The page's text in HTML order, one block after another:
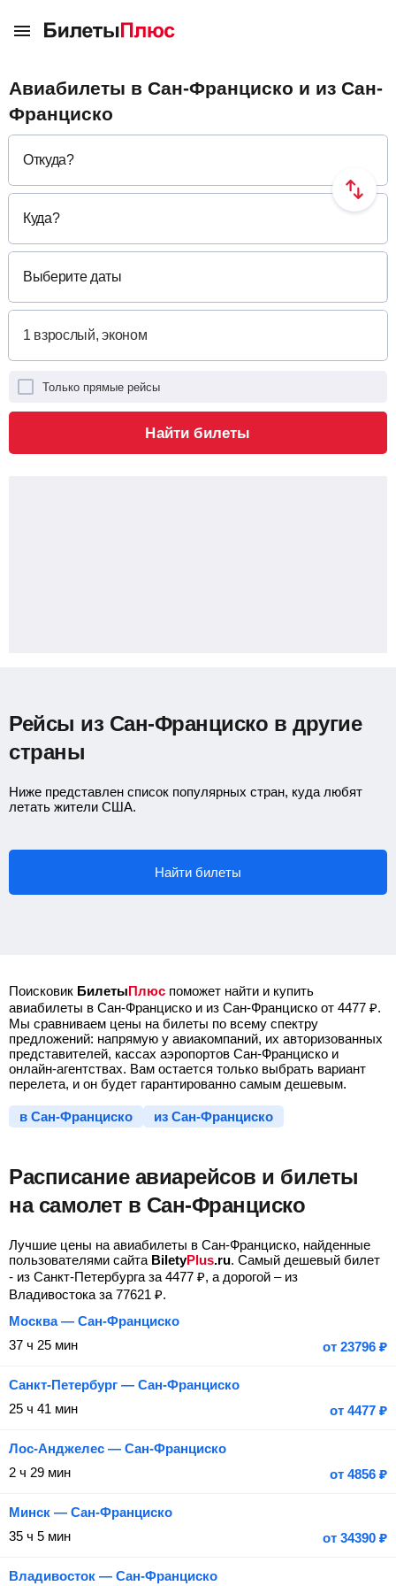
Авиабилеты в Сан-Франциско и из Сан-
Франциско
Откуда?
Куда?
Выберите даты
Только прямые рейсы
Найти билеты
Рейсы из Сан-Франциско в другие
страны
Ниже представлен список популярных стран, куда любят
летать жители США.
Найти билеты
Поисковик БилетыПлюс поможет найти и купить
авиабилеты в Сан-Франциско и из Сан-Франциско от 4477 ₽.
Мы сравниваем цены на билеты по всему спектру
предложений: напрямую у авиакомпаний, их авторизованных
представителей, кассах аэропортов Сан-Франциско и
онлайн-агентствах. Вам остается только выбрать вариант
перелета, и он будет гарантированно самым дешевым.
в Сан-Франциско из Сан-Франциско
Расписание авиарейсов и билеты
на самолет в Сан-Франциско
Лучшие цены на авиабилеты в Сан-Франциско, найденные
пользователями сайта BiletyPlus.ru. Самый дешевый билет
- из Санкт-Петербурга за 4477 ₽, а дорогой – из
Владивостока за 77621 ₽.
Москва — Сан-Франциско
37 ч 25 мин
от 23796 ₽
Санкт-Петербург — Сан-Франциско
25 ч 41 мин
от 4477 ₽
Лос-Анджелес — Сан-Франциско
2 ч 29 мин
от 4856 ₽
Минск — Сан-Франциско
35 ч 5 мин
от 34390 ₽
Владивосток — Сан-Франциско